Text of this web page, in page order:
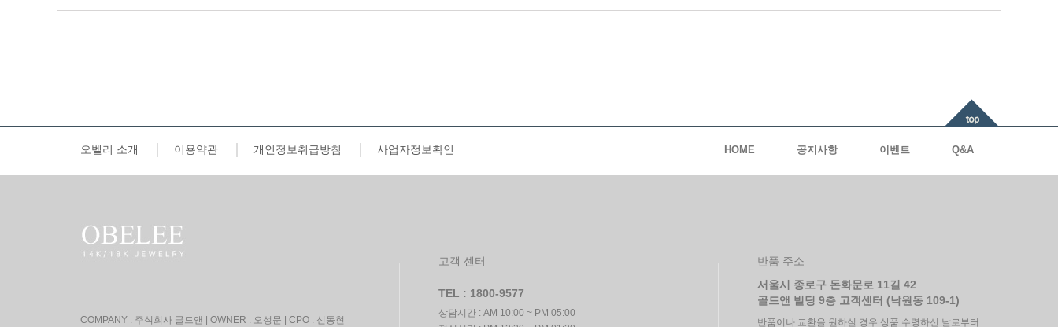
오벨리 소개 이용약관 개인정보취급방침 사업자정보확인 HOME 공지사항 이벤트 Q&A
COMPANY . 주식회사 골드앤 OWNER . 오성문 | CPO . 신동현
고객 센터
TEL : 1800-9577
상담시간 : AM 10:00 ~ PM 05:00
반품 주소
서울시 종로구 돈화문로 11길 42
골드앤 빌딩 9층 고객센터 (낙원동 109-1)
반품이나 교환을 원하실 경우 상품 수령하신 날로부터